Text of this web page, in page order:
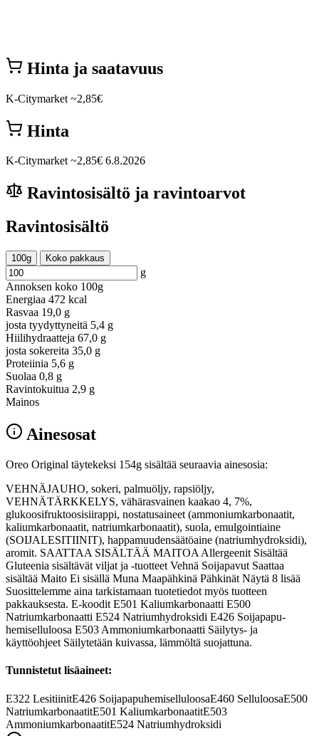
Hinta ja saatavuus
K-Citymarket ~2,85€
Hinta
K-Citymarket ~2,85€ 6.8.2026
Ravintosisältö ja ravintoarvot
Ravintosisältö
100g Koko pakkaus
g
Annoksen koko 100g
Energiaa 472 kcal
Rasvaa 19,0 g
josta tyydyttyneitä 5,4 g
Hiilihydraatteja 67,0 g
josta sokereita 35,0 g
Proteiinia 5,6 g
Suolaa 0,8 g
Ravintokuitua 2,9 g
Mainos
Ainesosat
Oreo Original täytekeksi 154g sisältää seuraavia ainesosia:
VEHNÄJAUHO, sokeri, palmuöljy, rapsiöljy,
VEHNÄTÄRKKELYS, vähärasvainen kaakao 4, 7%,
glukoosifruktoosisiirappi, nostatusaineet (ammoniumkarbonaatit,
kaliumkarbonaatit, natriumkarbonaatit), suola, emulgointiaine
(SOIJALESITIINIT), happamuudensäätöaine (natriumhydroksidi),
aromit. SAATTAA SISÄLTÄÄ MAITOA Allergeenit Sisältää
Gluteenia sisältävät viljat ja -tuotteet Vehnä Soijapavut Saattaa
sisältää Maito Ei sisällä Muna Maapähkinä Pähkinät Näytä 8 lisää
Suosittelemme aina tarkistamaan tuotetiedot myös tuotteen
pakkauksesta. E-koodit E501 Kaliumkarbonaatti E500
Natriumkarbonaatti E524 Natriumhydroksidi E426 Soijapapu-
hemiselluloosa E503 Ammoniumkarbonaatti Säilytys- ja
käyttöohjeet Säilytetään kuivassa, lämmöltä suojattuna.
Tunnistetut lisäaineet:
E322 LesitiinitE426 SoijapapuhemiselluloosaE460 SelluloosaE500
NatriumkarbonaatitE501 KaliumkarbonaatitE503
AmmoniumkarbonaatitE524 Natriumhydroksidi